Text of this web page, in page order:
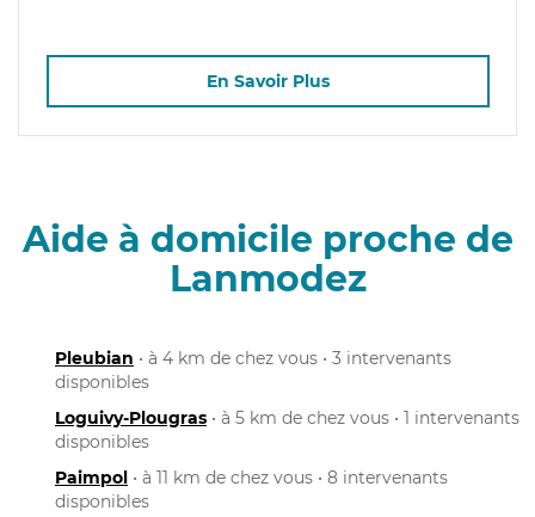
En Savoir Plus
Aide à domicile proche de
Lanmodez
Pleubian • à 4 km de chez vous • 3 intervenants
disponibles
Loguivy-Plougras • à 5 km de chez vous • 1 intervenants
disponibles
Paimpol • à 11 km de chez vous • 8 intervenants
disponibles